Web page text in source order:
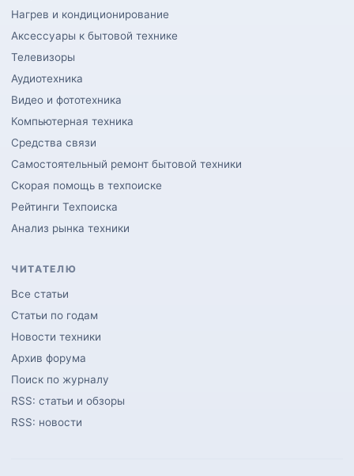
Нагрев и кондиционирование
Аксессуары к бытовой технике
Телевизоры
Аудиотехника
Видео и фототехника
Компьютерная техника
Средства связи
Самостоятельный ремонт бытовой техники
Скорая помощь в техпоиске
Рейтинги Техпоиска
Анализ рынка техники
ЧИТАТЕЛЮ
Все статьи
Статьи по годам
Новости техники
Архив форума
Поиск по журналу
RSS: статьи и обзоры
RSS: новости